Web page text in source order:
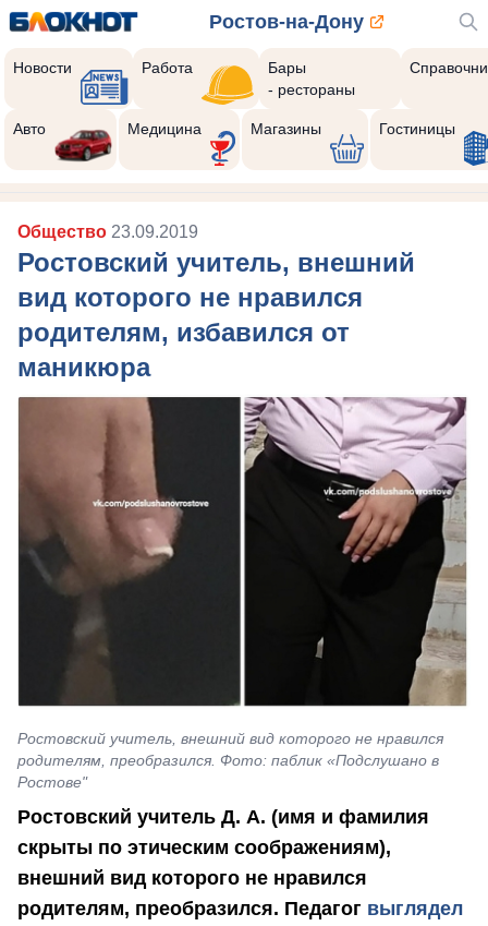
Ростов-на-Дону
Новости Работа
Бары
- рестораны
Авто Медицина Магазины Гостиницы
Общество 23.09.2019
Ростовский учитель, внешний
вид которого не нравился
родителям, избавился от
маникюра
Ростовский учитель, внешний вид которого не нравился
родителям, преобразился. Фото: паблик «Подслушано в
Ростове"
Ростовский учитель Д. А. (имя и фамилия
скрыты по этическим соображениям),
внешний вид которого не нравился
родителям, преобразился. Педагог выглядел